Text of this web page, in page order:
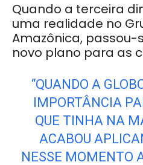
Quando a terceira
uma realidade no
Amazônica,
novo plano para as
“QUANDO A
IMPORTÂNCIA
QUE TINHA NA
ACABOU
NESSE MOMENTO